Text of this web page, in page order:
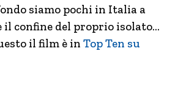
siamo pochi in Italia a
il confine del proprio isolato…
il film è in Top Ten su